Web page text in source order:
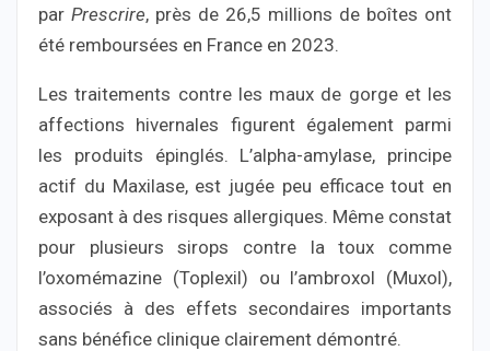
par Prescrire, près de 26,5 millions de boîtes ont
été remboursées en France en 2023.
Les traitements contre les maux de gorge et les
affections hivernales figurent également parmi
les produits épinglés. L’alpha-amylase, principe
actif du Maxilase, est jugée peu efficace tout en
exposant à des risques allergiques. Même constat
pour plusieurs sirops contre la toux comme
l’oxomémazine (Toplexil) ou l’ambroxol (Muxol),
associés à des effets secondaires importants
sans bénéfice clinique clairement démontré.